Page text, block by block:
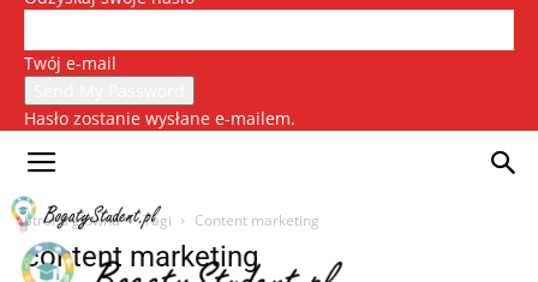
Twój e-mail
Hasło zostanie wysłane e-mailem.
Strona główna Tagi Content marketing
content marketing